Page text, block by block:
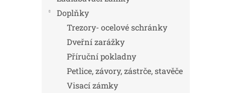
Doplňky
Trezory- ocelové schránky
Dveřní zarážky
Příruční pokladny
Petlice, závory, zástrče, stavěče
Visací zámky